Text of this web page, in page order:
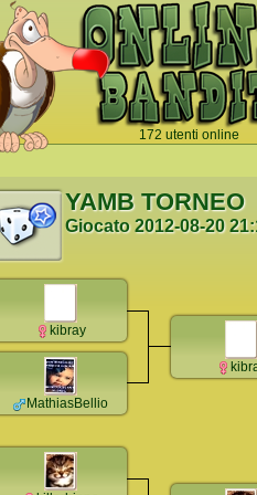
172 utenti online
YAMB TORNEO
Giocato2012-08-20
kibray
MathiasBellio